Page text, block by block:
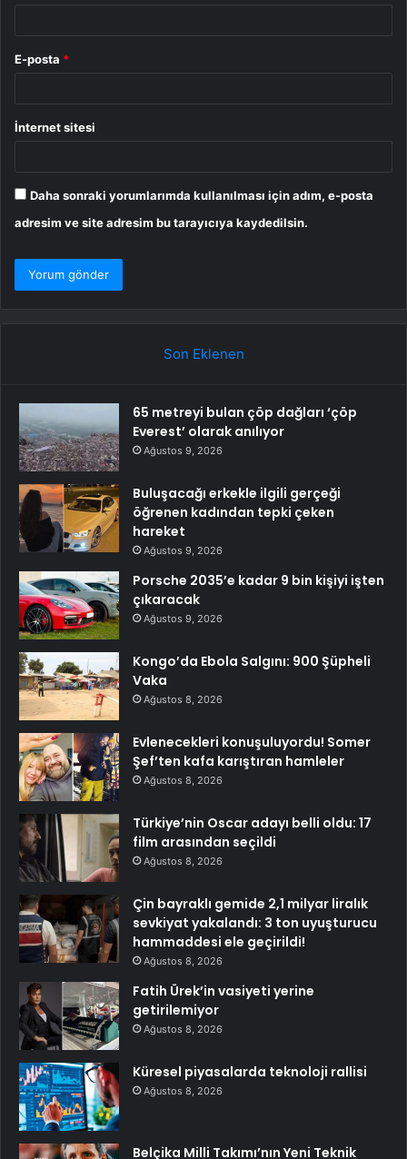
E-posta *
İnternet sitesi
Daha sonraki yorumlarımda kullanılması için adım, e-posta
adresim ve site adresim bu tarayıcıya kaydedilsin.
Son Eklenen
65 metreyi bulan çöp dağları ‘çöp
Everest’ olarak anılıyor
Ağustos 9, 2026
Buluşacağı erkekle ilgili gerçeği
öğrenen kadından tepki çeken
hareket
Ağustos 9, 2026
Porsche 2035’e kadar 9 bin kişiyi işten
çıkaracak
Ağustos 9, 2026
Kongo’da Ebola Salgını: 900 Şüpheli
Vaka
Ağustos 8, 2026
Evlenecekleri konuşuluyordu! Somer
Şef’ten kafa karıştıran hamleler
Ağustos 8, 2026
Türkiye’nin Oscar adayı belli oldu: 17
film arasından seçildi
Ağustos 8, 2026
Çin bayraklı gemide 2,1 milyar liralık
sevkiyat yakalandı: 3 ton uyuşturucu
hammaddesi ele geçirildi!
Ağustos 8, 2026
Fatih Ürek’in vasiyeti yerine
getirilemiyor
Ağustos 8, 2026
Küresel piyasalarda teknoloji rallisi
Ağustos 8, 2026
Belçika Milli Takımı’nın Yeni Teknik